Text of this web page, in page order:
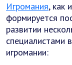
Игромания, как
формируется
развитии
специалистами
игромании: